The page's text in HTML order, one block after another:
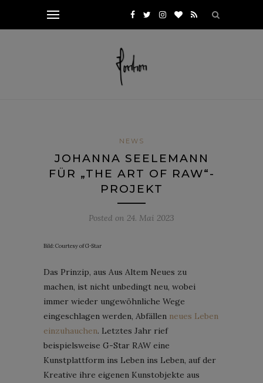
NEWS
JOHANNA SEELEMANN
FÜR „THE ART OF RAW“-
PROJEKT
Posted on 24. Mai 2023
Bild: Courtesy of G-Star
Das Prinzip, aus Aus Altem Neues zu
machen, ist nicht unbedingt neu, wobei
immer wieder ungewöhnliche Wege
eingeschlagen werden, Abfällen neues Leben
einzuhauchen. Letztes Jahr rief
beispielsweise G-Star RAW eine
Kunstplattform ins Leben ins Leben, auf der
Kreative ihre eigenen Kunstobjekte aus